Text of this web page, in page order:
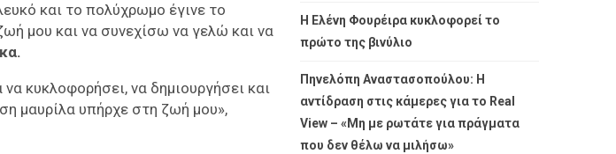
και το πολύχρωμο έγινε το
μου και να συνεχίσω να γελώ και να
κυκλοφορήσει, να δημιουργήσει και
μαυρίλα υπήρχε στη ζωή μου»,
Η Ελένη Φουρέιρα κυκλοφορεί το
πρώτο της βινύλιο
Πηνελόπη Αναστασοπούλου: Η
αντίδραση στις κάμερες για το Real
View – «Μη με ρωτάτε για πράγματα
που δεν θέλω να μιλήσω»